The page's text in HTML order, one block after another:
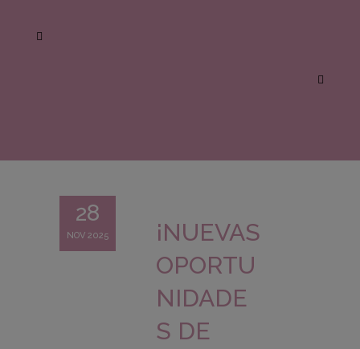
28
NOV 2025
¡NUEVAS
OPORTU
NIDADE
S DE